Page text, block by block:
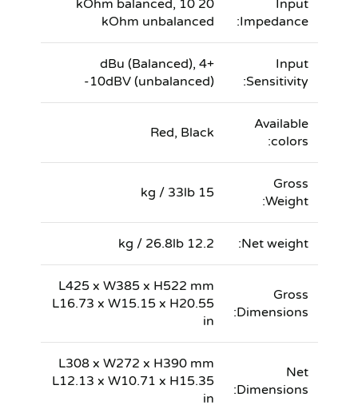
Input
Impedance:
20 kOhm balanced, 10
kOhm unbalanced
Input
Sensitivity:
+4 dBu (Balanced),
-10dBV (unbalanced)
Available
colors:
Red, Black
Gross
Weight:
15 kg / 33lb
Net weight:
12.2 kg / 26.8lb
Gross
Dimensions:
L425 x W385 x H522 mm
L16.73 x W15.15 x H20.55
in
Net
Dimensions:
L308 x W272 x H390 mm
L12.13 x W10.71 x H15.35
in